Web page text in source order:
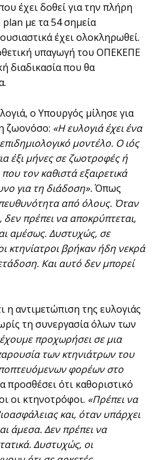
έχει δοθεί για την πλήρη
με τα 54 σημεία
έχει ολοκληρωθεί.
υπαγωγή του ΟΠΕΚΕΠΕ
διαδικασία που θα
ο Υπουργός μίλησε για
ζωονόσο: «Η ευλογιά έχει ένα
μοντέλο. Ο ιός
έξι μήνες σε ζωοτροφές ή
τον καθιστά εξαιρετικά
για τη διάδοση».Όπως
από όλους. Όταν
πρέπει να αποκρύπτεται,
αμέσως. Δυστυχώς, σε
κτηνίατροι βρήκαν ήδη νεκρά
Και αυτό δεν μπορεί
η αντιμετώπιση της ευλογιάς
τη συνεργασία όλων των
προχωρήσει σε μια
των κτηνιάτρων του
φορέων στο
προσθέσει ότι καθοριστικό
οι κτηνοτρόφοι. «Πρέπει να
και, όταν υπάρχει
άμεσα. Δεν πρέπει να
Δυστυχώς, οι